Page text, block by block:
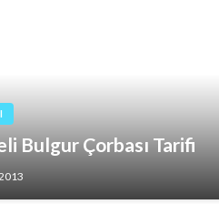
Bulgur Çorbası Tarifi